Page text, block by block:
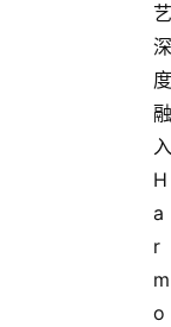
艺
深
度
融
入
H
a
r
m
o